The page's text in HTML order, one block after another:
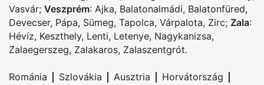
Vasvár; Veszprém: Ajka, Balatonalmádi, Balatonfüred,
Devecser, Pápa, Sümeg, Tapolca, Várpalota, Zirc; Zala:
Hévíz, Keszthely, Lenti, Letenye, Nagykanizsa,
Zalaegerszeg, Zalakaros, Zalaszentgrót.
Románia | Szlovákia | Ausztria | Horvátország |